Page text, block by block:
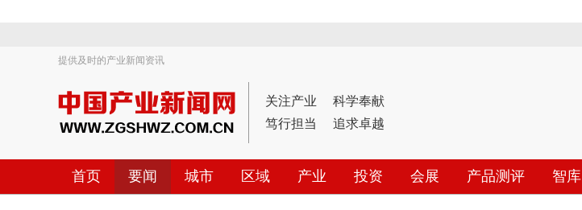
提供及时的产业新闻资讯
关注产业
科学奉献
笃行担当
追求卓越
首页 要闻 城市 区域 产业 投资 会展 产品测评 智库